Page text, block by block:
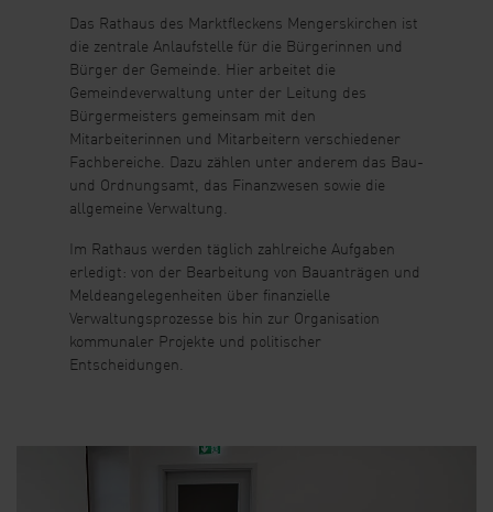
Das Rathaus des Marktfleckens Mengerskirchen ist
die zentrale Anlaufstelle für die Bürgerinnen und
Bürger der Gemeinde. Hier arbeitet die
Gemeindeverwaltung unter der Leitung des
Bürgermeisters gemeinsam mit den
Mitarbeiterinnen und Mitarbeitern verschiedener
Fachbereiche. Dazu zählen unter anderem das Bau-
und Ordnungsamt, das Finanzwesen sowie die
allgemeine Verwaltung.
Im Rathaus werden täglich zahlreiche Aufgaben
erledigt: von der Bearbeitung von Bauanträgen und
Meldeangelegenheiten über finanzielle
Verwaltungsprozesse bis hin zur Organisation
kommunaler Projekte und politischer
Entscheidungen.